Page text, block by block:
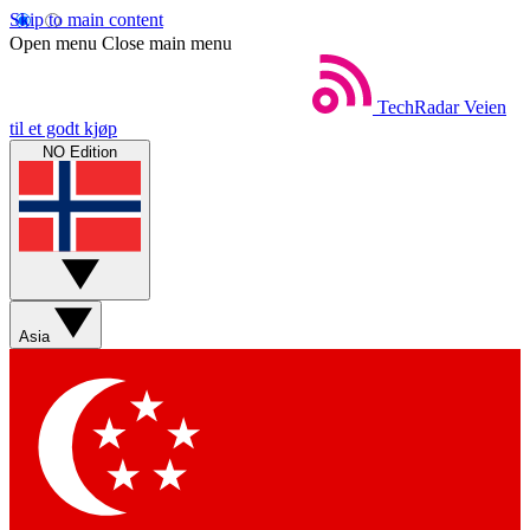
Skip to main content
Open menu Close main menu
TechRadar Veien
til et godt kjøp
NO Edition
Asia